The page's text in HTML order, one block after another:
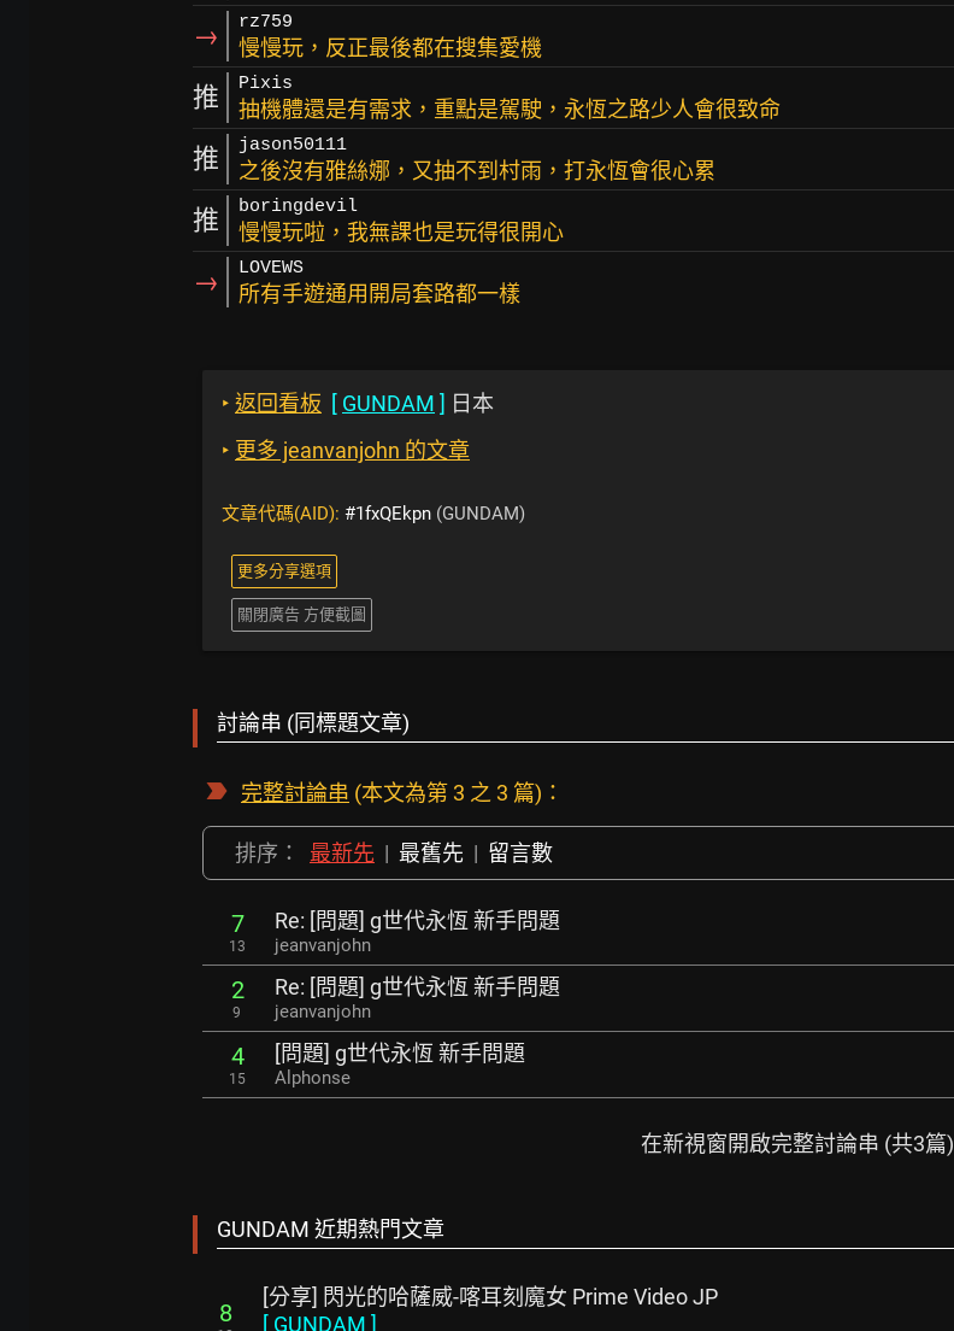
→ rz759
慢慢玩，反正最後都在搜集愛機
推 Pixis
抽機體還是有需求，重點是駕駛，永恆之路少人會很致命
推 jason50111
之後沒有雅絲娜，又抽不到村雨，打永恆會很心累
推 boringdevil
慢慢玩啦，我無課也是玩得很開心
→ LOVEWS
所有手遊通用開局套路都一樣
‣ 返回看板 [ GUNDAM ] 日本
‣ 更多 jeanvanjohn 的文章
文章代碼(AID): #1fxQEkpn (GUNDAM)
更多分享選項
關閉廣告 方便截圖
討論串 (同標題文章)
完整討論串 (本文為第 3 之 3 篇)：
排序： 最新先 | 最舊先 | 留言數
7
13
Re: [問題] g世代永恆 新手問題
jeanvanjohn
2
9
Re: [問題] g世代永恆 新手問題
jeanvanjohn
4
15
[問題] g世代永恆 新手問題
Alphonse
在新視窗開啟完整討論串 (共3篇)
GUNDAM 近期熱門文章
8
[分享] 閃光的哈薩威-喀耳刻魔女 Prime Video JP
[ GUNDAM ]